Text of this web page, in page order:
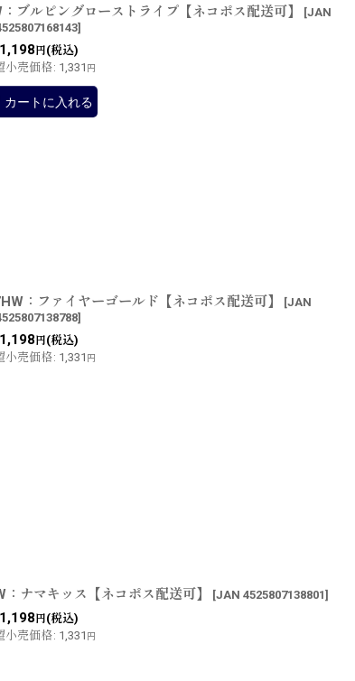
ブルピングローストライプ【ネコポス配送可】 [JAN
]
1,198 円(税込)
小売価格: 1,331 円
カートに入れる
：ファイヤーゴールド【ネコポス配送可】 [JAN
]
1,198 円(税込)
小売価格: 1,331 円
ナマキッス【ネコポス配送可】 [JAN 4525807138801]
1,198 円(税込)
小売価格: 1,331 円